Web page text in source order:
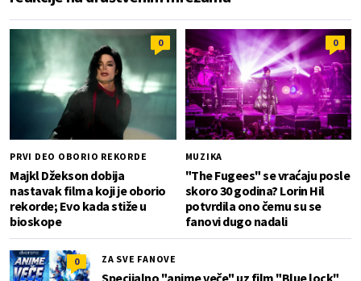
0
PRVI DEO OBORIO REKORDE
Majkl Džekson dobija
nastavak filma koji je oborio
rekorde; Evo kada stiže u
bioskope
0
MUZIKA
"The Fugees" se vraćaju posle
skoro 30 godina? Lorin Hil
potvrdila ono čemu su se
fanovi dugo nadali
0 ZA SVE FANOVE